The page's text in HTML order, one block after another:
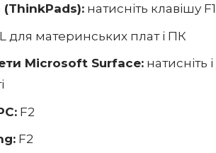
(ThinkPads):натисніть клавішу F1
для материнських плат і ПК
Microsoft Surface:натисніть
F2
F2